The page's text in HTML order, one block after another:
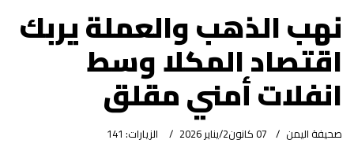
نهب الذهب والعملة يربك
اقتصاد المكلا وسط
انفلات أمني مقلق
صحيفة اليمن 07 كانون2/يناير 2026 الزيارات: 141